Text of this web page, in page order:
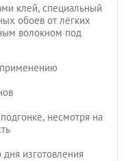
клей, специальный
обоев от лёгких
волокном под
применению
несмотря на
изготовления